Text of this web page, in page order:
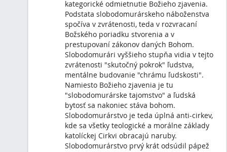
pápeža Leva XIII. (+1903). Najnovšími súdmi
slobodomurárstve boli Deklarácia o
združeniach (1983) schválená pápežom Jánom
(+2005) a Ex Audientia Sanctissimi (2023)
Františkom, pričom zachováva odsúdenie
združení a opätovné potvrdenie zo strany
majú zakázané pripojiť sa k slobodomurárstvu,
vždy považovala slobodomurárske princípy za
jej doktrínou.
Zdroj: Útek od heréz (biskup Athanasius
Zuzana >Blog
Farnosť Ilava 28. 06. 2026, 18:32